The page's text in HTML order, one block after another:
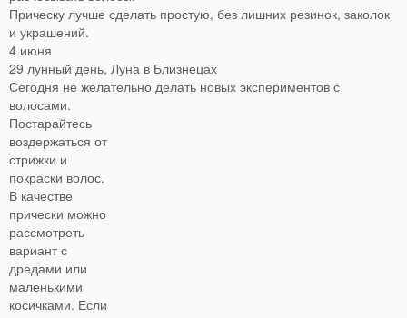
Прическу лучше сделать простую, без лишних резинок, заколок
и украшений.
4 июня
29 лунный день, Луна в Близнецах
Сегодня не желательно делать новых экспериментов с
волосами.
Постарайтесь
воздержаться от
стрижки и
покраски волос.
В качестве
прически можно
рассмотреть
вариант с
дредами или
маленькими
косичками. Если